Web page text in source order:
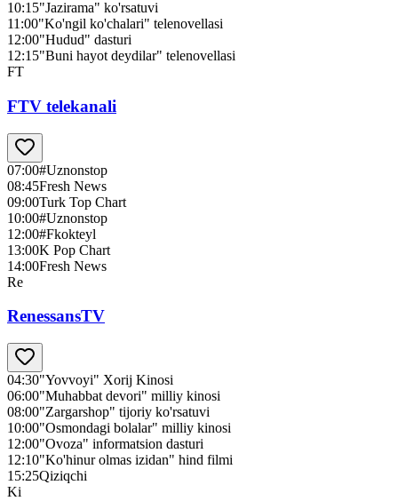
10:15"Jazirama" ko'rsatuvi
11:00"Ko'ngil ko'chalari" telenovellasi
12:00"Hudud" dasturi
12:15"Buni hayot deydilar" telenovellasi
FT
FTV telekanali
07:00#Uznonstop
08:45Fresh News
09:00Turk Top Chart
10:00#Uznonstop
12:00#Fkokteyl
13:00K Pop Chart
14:00Fresh News
Re
RenessansTV
04:30"Yovvoyi" Xorij Kinosi
06:00"Muhabbat devori" milliy kinosi
08:00"Zargarshop" tijoriy ko'rsatuvi
10:00"Osmondagi bolalar" milliy kinosi
12:00"Ovoza" informatsion dasturi
12:10"Ko'hinur olmas izidan" hind filmi
15:25Qiziqchi
Ki